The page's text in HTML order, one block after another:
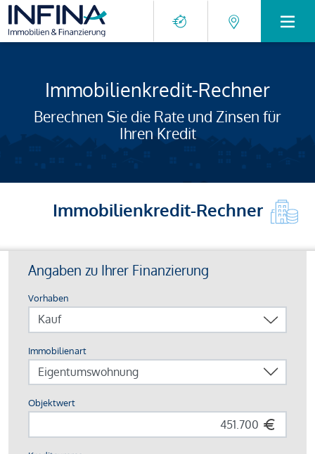
Immobilienkredit-Rechner
Berechnen Sie die Rate und Zinsen für
Ihren Kredit
Immobilienkredit-Rechner